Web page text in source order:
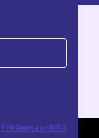
Privātuma politikā